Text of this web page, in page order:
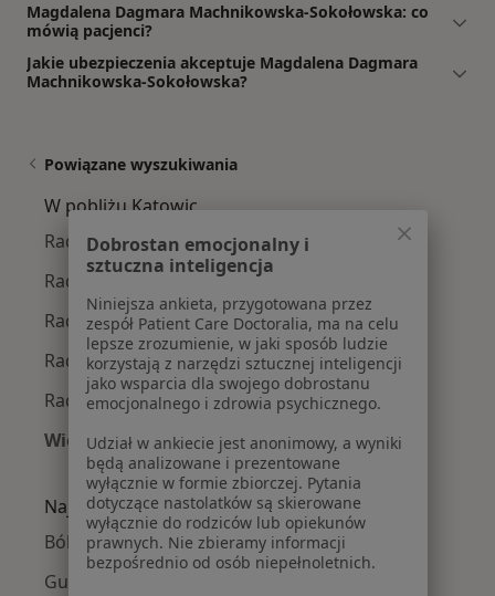
Magdalena Dagmara Machnikowska-Sokołowska: co
mówią pacjenci?
Jakie ubezpieczenia akceptuje Magdalena Dagmara
Machnikowska-Sokołowska?
Powiązane wyszukiwania
W pobliżu Katowic
Radiolodzy w Gliwicach
Radiolodzy w Sosnowcu
Radiolodzy w Zabrzu
Radiolodzy w Chorzowie
Radiolodzy w Bielsku-Białej
Więcej (14)
Więcej w kategorii: W pobliżu Katowic
Najczęście leczone choroby
Bóle brzucha w Katowicach
Guzy tarczycy w Katowicach
Dobrostan emocjonalny i
sztuczna inteligencja
Niniejsza ankieta, przygotowana przez
zespół Patient Care Doctoralia, ma na celu
lepsze zrozumienie, w jaki sposób ludzie
korzystają z narzędzi sztucznej inteligencji
jako wsparcia dla swojego dobrostanu
emocjonalnego i zdrowia psychicznego.
Udział w ankiecie jest anonimowy, a wyniki
będą analizowane i prezentowane
wyłącznie w formie zbiorczej. Pytania
dotyczące nastolatków są skierowane
wyłącznie do rodziców lub opiekunów
prawnych. Nie zbieramy informacji
bezpośrednio od osób niepełnoletnich.